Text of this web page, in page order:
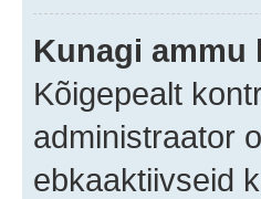
Kunagi ammu
Kõigepealt
administraator
ebkaaktiivseid